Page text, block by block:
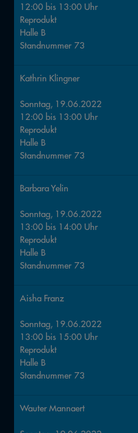
12:00 bis 13:00 Uhr
Reprodukt
Halle B
Standnummer 73
Kathrin Klingner
Sonntag, 19.06.2022
12:00 bis 13:00 Uhr
Reprodukt
Halle B
Standnummer 73
Barbara Yelin
Sonntag, 19.06.2022
13:00 bis 14:00 Uhr
Reprodukt
Halle B
Standnummer 73
Aisha Franz
Sonntag, 19.06.2022
13:00 bis 15:00 Uhr
Reprodukt
Halle B
Standnummer 73
Wauter Mannaert